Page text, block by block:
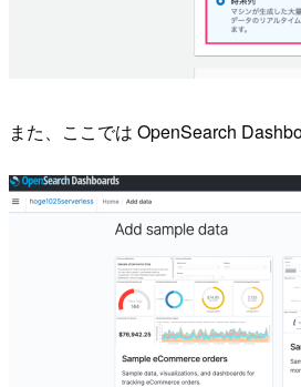
また、ここでは OpenSearch